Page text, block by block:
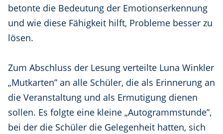
betonte die Bedeutung der Emotionserkennung
und wie diese Fähigkeit hilft, Probleme besser zu
lösen.
Zum Abschluss der Lesung verteilte Luna Winkler
„Mutkarten” an alle Schüler, die als Erinnerung an
die Veranstaltung und als Ermutigung dienen
sollen. Es folgte eine kleine „Autogrammstunde”,
bei der die Schüler die Gelegenheit hatten, sich